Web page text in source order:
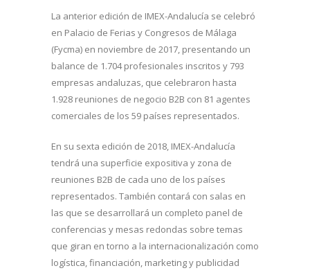
La anterior edición de IMEX-Andalucía se celebró
en Palacio de Ferias y Congresos de Málaga
(Fycma) en noviembre de 2017, presentando un
balance de 1.704 profesionales inscritos y 793
empresas andaluzas, que celebraron hasta
1.928 reuniones de negocio B2B con 81 agentes
comerciales de los 59 países representados.
En su sexta edición de 2018, IMEX-Andalucía
tendrá una superficie expositiva y zona de
reuniones B2B de cada uno de los países
representados. También contará con salas en
las que se desarrollará un completo panel de
conferencias y mesas redondas sobre temas
que giran en torno a la internacionalización como
logística, financiación, marketing y publicidad